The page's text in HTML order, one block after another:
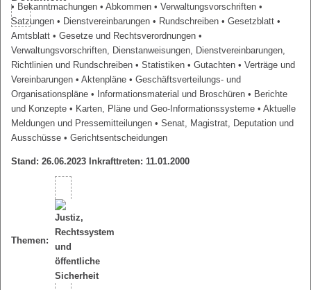
• Bekanntmachungen • Abkommen • Verwaltungsvorschriften •
Satzungen • Dienstvereinbarungen • Rundschreiben • Gesetzblatt •
Amtsblatt • Gesetze und Rechtsverordnungen •
Verwaltungsvorschriften, Dienstanweisungen, Dienstvereinbarungen,
Richtlinien und Rundschreiben • Statistiken • Gutachten • Verträge und
Vereinbarungen • Aktenpläne • Geschäftsverteilungs- und
Organisationspläne • Informationsmaterial und Broschüren • Berichte
und Konzepte • Karten, Pläne und Geo-Informationssysteme • Aktuelle
Meldungen und Pressemitteilungen • Senat, Magistrat, Deputation und
Ausschüsse • Gerichtsentscheidungen
Stand: 26.06.2023 Inkrafttreten: 11.01.2000
Themen: